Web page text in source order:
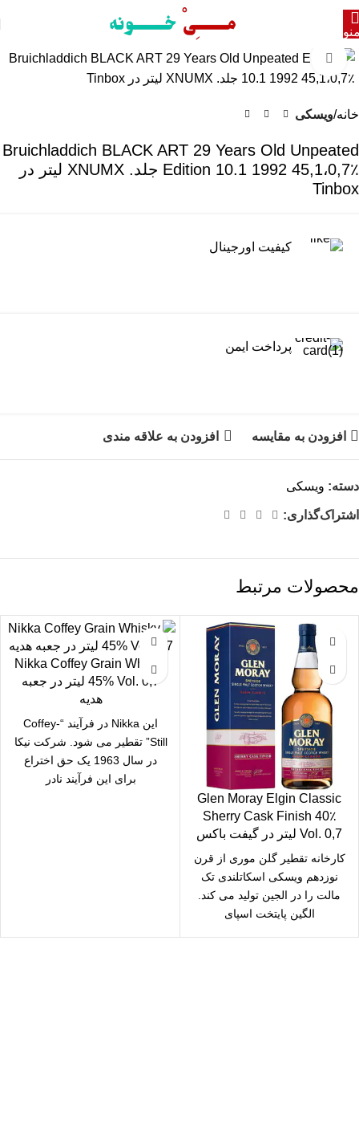
برای بزرگنمایی کلیک کنید
خانه ویسکی
Bruichladdich BLACK ART 29 Years Old Unpeated
Edition 10.1 1992 45,1،0,7٪ جلد. XNUMX لیتر در
Tinbox
کیفیت اورجینال
پرداخت ایمن
افزودن به مقایسه افزودن به علاقه مندی
دسته: ویسکی
اشتراک‌گذاری:
محصولات مرتبط
Glen Moray Elgin Classic
Sherry Cask Finish 40٪
Vol. 0,7 لیتر در گیفت باکس
کارخانه تقطیر گلن موری از قرن
نوزدهم ویسکی اسکاتلندی تک
مالت را در الجین تولید می کند.
الگین پایتخت اسپای
Nikka Coffey Grain Whisky
45% Vol. 0,7 لیتر در جعبه
هدیه
این Nikka در فرآیند “Coffey-
Still” تقطیر می شود. شرکت نیکا
در سال 1963 یک حق اختراع
برای این فرآیند نادر